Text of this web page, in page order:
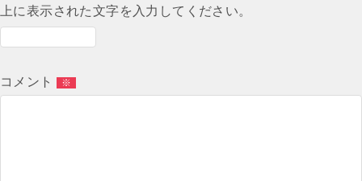
上に表示された文字を入力してください。
コメント ※